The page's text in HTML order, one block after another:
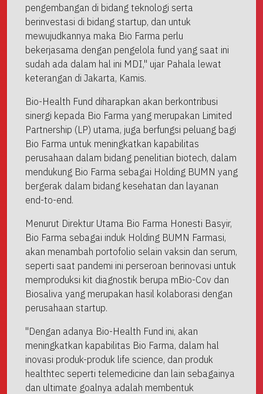
pengembangan di bidang teknologi serta
berinvestasi di bidang startup, dan untuk
mewujudkannya maka Bio Farma perlu
bekerjasama dengan pengelola fund yang saat ini
sudah ada dalam hal ini MDI," ujar Pahala lewat
keterangan di Jakarta, Kamis.
Bio-Health Fund diharapkan akan berkontribusi
sinergi kepada Bio Farma yang merupakan Limited
Partnership (LP) utama, juga berfungsi peluang bagi
Bio Farma untuk meningkatkan kapabilitas
perusahaan dalam bidang penelitian biotech, dalam
mendukung Bio Farma sebagai Holding BUMN yang
bergerak dalam bidang kesehatan dan layanan
end-to-end.
Menurut Direktur Utama Bio Farma Honesti Basyir,
Bio Farma sebagai induk Holding BUMN Farmasi,
akan menambah portofolio selain vaksin dan serum,
seperti saat pandemi ini perseroan berinovasi untuk
memproduksi kit diagnostik berupa mBio-Cov dan
Biosaliva yang merupakan hasil kolaborasi dengan
perusahaan startup.
"Dengan adanya Bio-Health Fund ini, akan
meningkatkan kapabilitas Bio Farma, dalam hal
inovasi produk-produk life science, dan produk
healthtec seperti telemedicine dan lain sebagainya
dan ultimate goalnya adalah membentuk